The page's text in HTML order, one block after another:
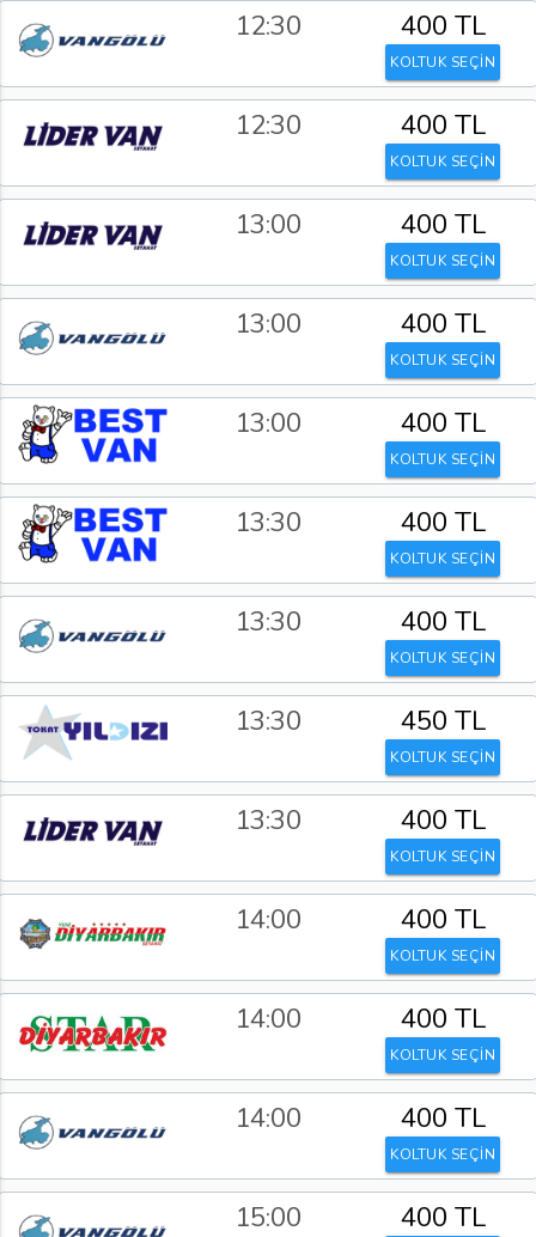
12:30 400 TL
KOLTUK SEÇİN
12:30 400 TL
KOLTUK SEÇİN
13:00 400 TL
KOLTUK SEÇİN
13:00 400 TL
KOLTUK SEÇİN
13:00 400 TL
KOLTUK SEÇİN
13:30 400 TL
KOLTUK SEÇİN
13:30 400 TL
KOLTUK SEÇİN
13:30 450 TL
KOLTUK SEÇİN
13:30 400 TL
KOLTUK SEÇİN
14:00 400 TL
KOLTUK SEÇİN
14:00 400 TL
KOLTUK SEÇİN
14:00 400 TL
KOLTUK SEÇİN
15:00 400 TL